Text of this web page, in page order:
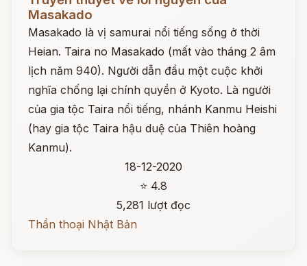
Masakado
Masakado là vị samurai nổi tiếng sống ở thời
Heian. Taira no Masakado (mất vào tháng 2 âm
lịch năm 940). Người dẫn đầu một cuộc khởi
nghĩa chống lại chính quyền ở Kyoto. Là người
của gia tộc Taira nổi tiếng, nhánh Kanmu Heishi
(hay gia tộc Taira hậu duệ của Thiên hoàng
Kanmu).
18-12-2020
⭐ 4.8
5,281 lượt đọc
Thần thoại Nhật Bản